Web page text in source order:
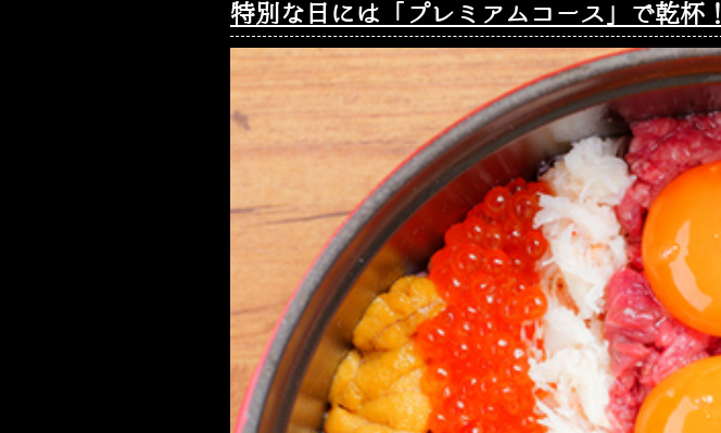
特別な日には「プレミアムコース」で乾杯！